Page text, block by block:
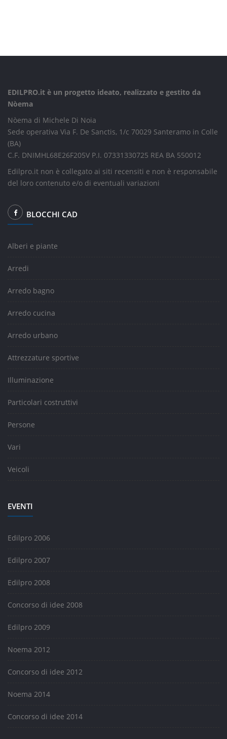
EDILPRO.it è un progetto ideato, realizzato e gestito da
Nòema
Nòema di Michele Di Noia
Sede operativa Via F. De Sanctis, 1/c 70029 Santeramo in Colle
(BA)
C.F. DNIMHL68E26F205V P.I. 07331330725 REA BA 550012
Edilpro.it non è collegato ai siti recensiti e non è responsabile
del loro contenuto e/o di eventuali variazioni
BLOCCHI CAD
Alberi e piante
Arredi
Arredo bagno
Arredo cucina
Arredo urbano
Attrezzature sportive
Illuminazione
Particolari costruttivi
Persone
Vari
Veicoli
EVENTI
Edilpro 2006
Edilpro 2007
Edilpro 2008
Concorso di idee 2008
Edilpro 2009
Noema 2012
Concorso di idee 2012
Noema 2014
Concorso di idee 2014